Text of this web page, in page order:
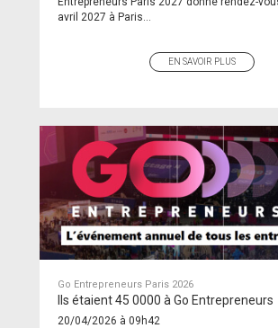
avril 2027 à Paris...
EN SAVOIR PLUS
Go Entrepreneurs Paris 2026
Ils étaient 45 0000 à Go Entrepreneurs
20/04/2026 à 09h42